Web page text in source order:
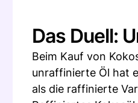
Das Duell:
Beim Kauf von
unraffinierte Öl hat
als die raffinierte